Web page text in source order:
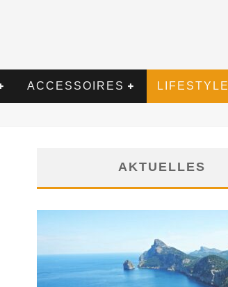
ACCESSOIRES LIFESTYLE
AKTUELLES